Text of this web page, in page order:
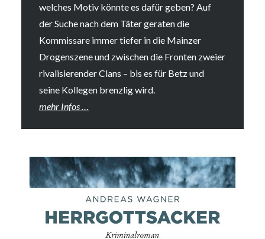
welches Motiv könnte es dafür geben? Auf
der Suche nach dem Täter geraten die
Kommissare immer tiefer in die Mainzer
Drogenszene und zwischen die Fronten zweier
rivalisierender Clans – bis es für Betz und
seine Kollegen brenzlig wird.
mehr Infos …